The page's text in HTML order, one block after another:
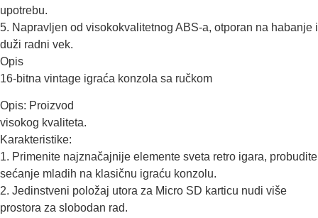
upotrebu.
5. Napravljen od visokokvalitetnog ABS-a, otporan na habanje i
duži radni vek.
Opis
16-bitna vintage igraća konzola sa ručkom
Opis: Proizvod
visokog kvaliteta.
Karakteristike:
1. Primenite najznačajnije elemente sveta retro igara, probudite
sećanje mladih na klasičnu igraću konzolu.
2. Jedinstveni položaj utora za Micro SD karticu nudi više
prostora za slobodan rad.